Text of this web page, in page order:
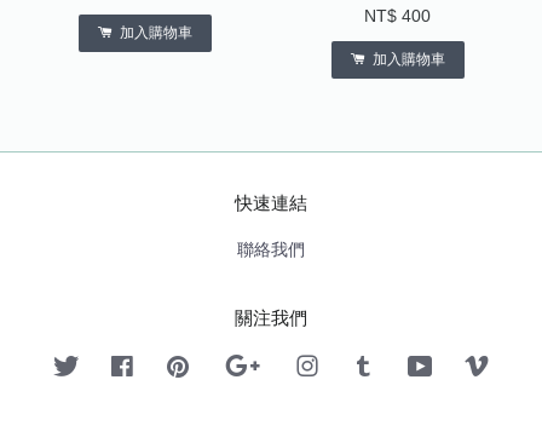
加入購物車
NT$ 400
加入購物車
快速連結
聯絡我們
關注我們
Twitter FacebookPinterest Google InstagramTumblr YouTube